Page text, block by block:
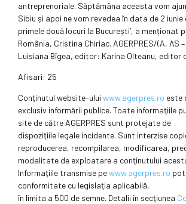
antreprenoriale. Săptămâna aceasta vom
Sibiu și apoi ne vom revedea în data de 2 iunie
primele două locuri la București’, a menționat
România, Cristina Chiriac. AGERPRES/(A, AS
Luisiana Bîgea, editor: Karina Olteanu, editor
Afisari: 25
Conținutul website-ului www.agerpres.ro este
exclusiv informării publice. Toate informaţiile
site de către AGERPRES sunt protejate de
dispoziţiile legale incidente. Sunt interzise
reproducerea, recompilarea, modificarea,
modalitate de exploatare a conţinutului
Informaţiile transmise pewww.agerpres.ro
conformitate cu legislaţia aplicabilă,
în limita a 500 de semne. Detalii în secţiunea